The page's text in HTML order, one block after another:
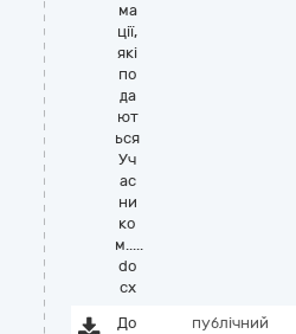
ма
ції,
які
по
да
ют
ься
Уч
ас
ни
ко
м.....
do
cx
До
публічний